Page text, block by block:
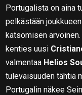
Portugalista on aina
pelkästään
katsomisen
kenties uusi
valmentaa Helios
tulevaisuuden tähtiä
Portugalin näkee